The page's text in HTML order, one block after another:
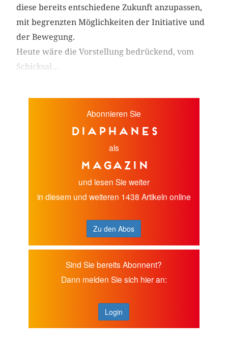
diese bereits entschiedene Zukunft anzupassen,
mit begrenzten Möglich­keiten der Initiative und
der Bewegung.
Heute wäre die Vorstellung bedrückend, vom
Schicksal...
Abonnieren Sie
diaphanes
als
Magazin
und lesen Sie weiter
in diesem und weiteren 1438 Artikeln online
Zu den Abos
Sind Sie bereits Abonnent?
Dann melden Sie sich hier an:
Login